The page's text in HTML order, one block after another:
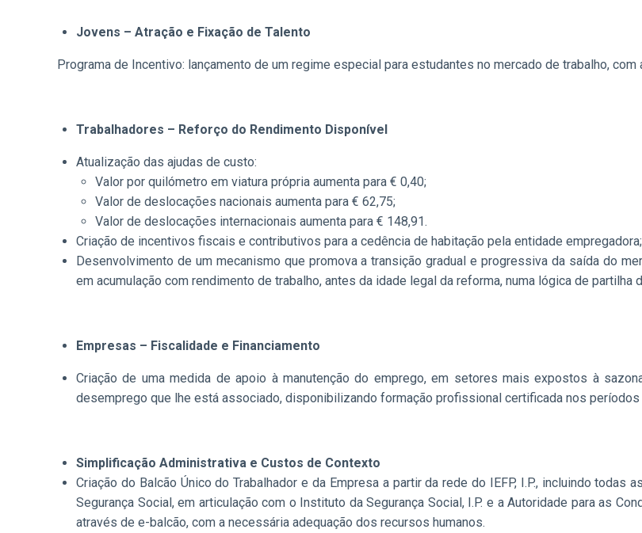
Jovens – Atração e Fixação de Talento
Programa de Incentivo: lançamento de um regime especial para estudantes no mercado de trabalho,
Trabalhadores – Reforço do Rendimento Disponível
Atualização das ajudas de custo:
Valor por quilómetro em viatura própria aumenta para € 0,40;
Valor de deslocações nacionais aumenta para € 62,75;
Valor de deslocações internacionais aumenta para € 148,91.
Criação de incentivos fiscais e contributivos para a cedência de habitação pela entidade empregadora;
Desenvolvimento de um mecanismo que promova a transição gradual e progressiva da saída do
em acumulação com rendimento de trabalho, antes da idade legal da reforma, numa lógica de
Empresas – Fiscalidade e Financiamento
Criação de uma medida de apoio à manutenção do emprego, em setores mais expostos à
desemprego que lhe está associado, disponibilizando formação profissional certificada nos períodos
Simplificação Administrativa e Custos de Contexto
Criação do Balcão Único do Trabalhador e da Empresa a partir da rede do IEFP, I.P., incluindo
Segurança Social, em articulação com o Instituto da Segurança Social, I.P. e a Autoridade para as
através de e-balcão, com a necessária adequação dos recursos humanos.